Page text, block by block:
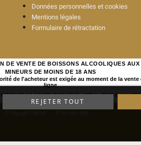
REJETER TOUT
Données personnelles et cookies
Mentions légales
Formulaire de rétractation
DE VENTE DE BOISSONS ALCOOLIQUES AUX
MINEURS DE MOINS DE 18 ANS
de l'acheteur est exigée au moment de la vente
ligne
CODE DE LA SANTE PUBLIQUE, ART. L. 3342-1 et L.